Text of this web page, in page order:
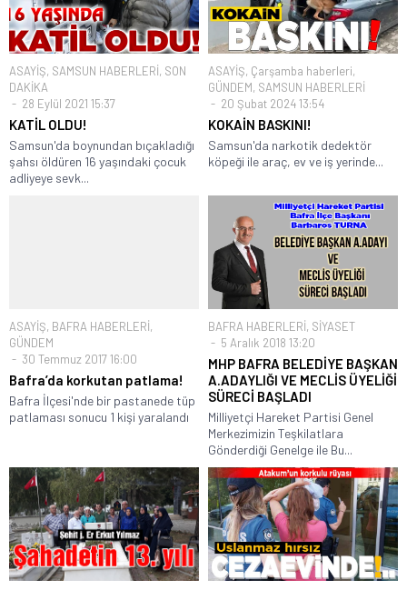
ASAYİŞ, SAMSUN HABERLERİ, SON
DAKİKA
28 Eylül 2021 15:37
KATİL OLDU!
Samsun'da boynundan bıçakladığı
şahsı öldüren 16 yaşındaki çocuk
adliyeye sevk...
ASAYİŞ, Çarşamba haberleri,
GÜNDEM, SAMSUN HABERLERİ
20 Şubat 2024 13:54
KOKAİN BASKINI!
Samsun'da narkotik dedektör
köpeği ile araç, ev ve iş yerinde...
ASAYİŞ, BAFRA HABERLERİ,
GÜNDEM
30 Temmuz 2017 16:00
Bafra’da korkutan patlama!
Bafra İlçesi'nde bir pastanede tüp
patlaması sonucu 1 kişi yaralandı
BAFRA HABERLERİ, SİYASET
5 Aralık 2018 13:20
MHP BAFRA BELEDİYE BAŞKAN
A.ADAYLIĞI VE MECLİS ÜYELİĞİ
SÜRECİ BAŞLADI
Milliyetçi Hareket Partisi Genel
Merkezimizin Teşkilatlara
Gönderdiği Genelge ile Bu...